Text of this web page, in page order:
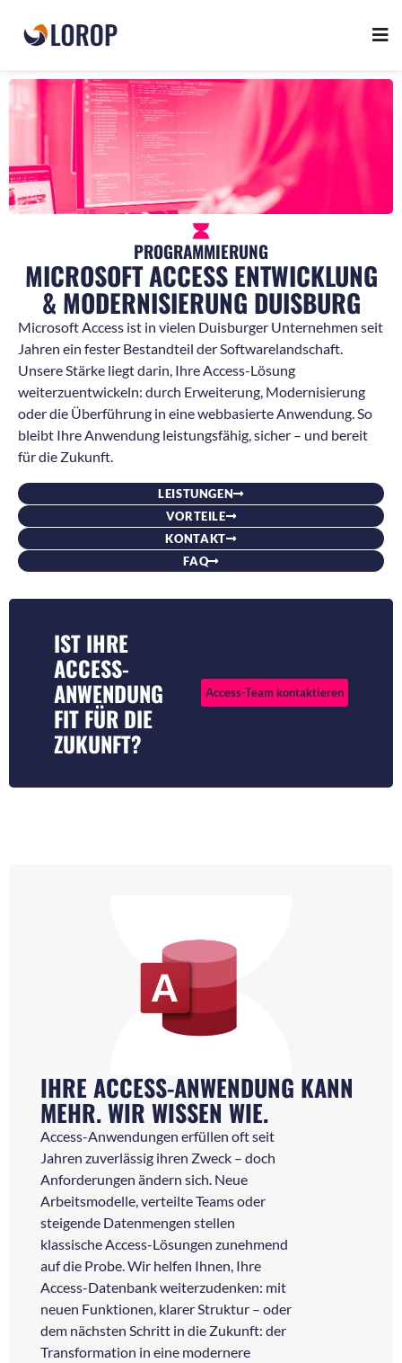
PROGRAMMIERUNG
MICROSOFT ACCESS ENTWICKLUNG
& MODERNISIERUNG DUISBURG
Microsoft Access ist in vielen Duisburger Unternehmen seit
Jahren ein fester Bestandteil der Softwarelandschaft.
Unsere Stärke liegt darin, Ihre Access-Lösung
weiterzuentwickeln: durch Erweiterung, Modernisierung
oder die Überführung in eine webbasierte Anwendung. So
bleibt Ihre Anwendung leistungsfähig, sicher – und bereit
für die Zukunft.
LEISTUNGEN
VORTEILE
KONTAKT
FAQ
IST IHRE
ACCESS-
ANWENDUNG
FIT FÜR DIE
ZUKUNFT?
Access-Team kontaktieren
IHRE ACCESS-ANWENDUNG KANN
MEHR. WIR WISSEN WIE.
Access-Anwendungen erfüllen oft seit
Jahren zuverlässig ihren Zweck – doch
Anforderungen ändern sich. Neue
Arbeitsmodelle, verteilte Teams oder
steigende Datenmengen stellen
klassische Access-Lösungen zunehmend
auf die Probe. Wir helfen Ihnen, Ihre
Access-Datenbank weiterzudenken: mit
neuen Funktionen, klarer Struktur – oder
dem nächsten Schritt in die Zukunft: der
Transformation in eine modernere